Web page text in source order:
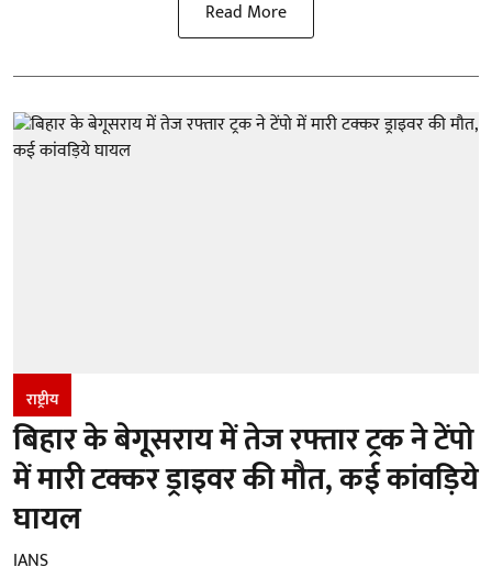
Read More
राष्ट्रीय
बिहार के बेगूसराय में तेज रफ्तार ट्रक ने टेंपो
में मारी टक्कर ड्राइवर की मौत, कई कांवड़िये
घायल
IANS